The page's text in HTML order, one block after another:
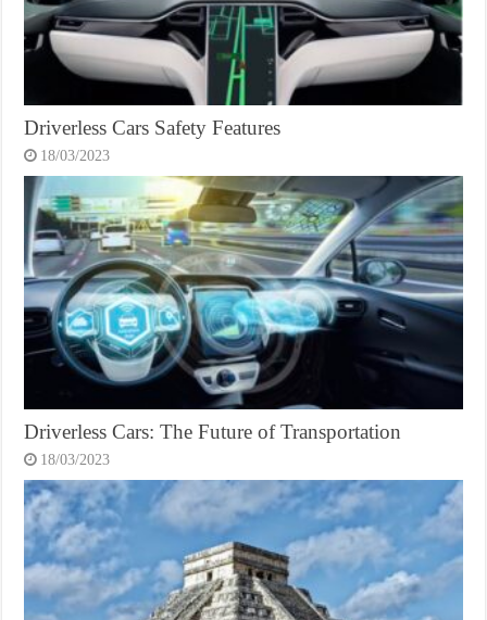
Driverless Cars Safety Features
18/03/2023
Driverless Cars: The Future of Transportation
18/03/2023